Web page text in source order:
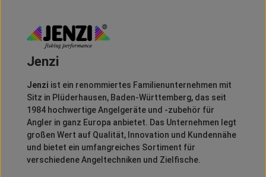
Jenzi
Jenzi ist ein renommiertes Familienunternehmen mit
Sitz in Plüderhausen, Baden-Württemberg, das seit
1984 hochwertige Angelgeräte und -zubehör für
Angler in ganz Europa anbietet. Das Unternehmen legt
großen Wert auf Qualität, Innovation und Kundennähe
und bietet ein umfangreiches Sortiment für
verschiedene Angeltechniken und Zielfische.